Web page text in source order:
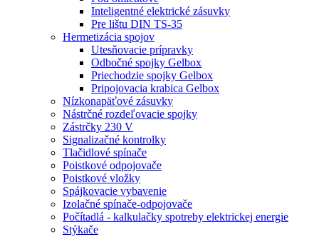
Inteligentné elektrické zásuvky
Pre lištu DIN TS-35
Hermetizácia spojov
Utesňovacie prípravky
Odbočné spojky Gelbox
Priechodzie spojky Gelbox
Pripojovacia krabica Gelbox
Nízkonapäťové zásuvky
Nástrčné rozdeľovacie spojky
Zástrčky 230 V
Signalizačné kontrolky
Tlačidlové spínače
Poistkové odpojovače
Poistkové vložky
Spájkovacie vybavenie
Izolačné spínače-odpojovače
Počítadlá - kalkulačky spotreby elektrickej energie
Stýkače